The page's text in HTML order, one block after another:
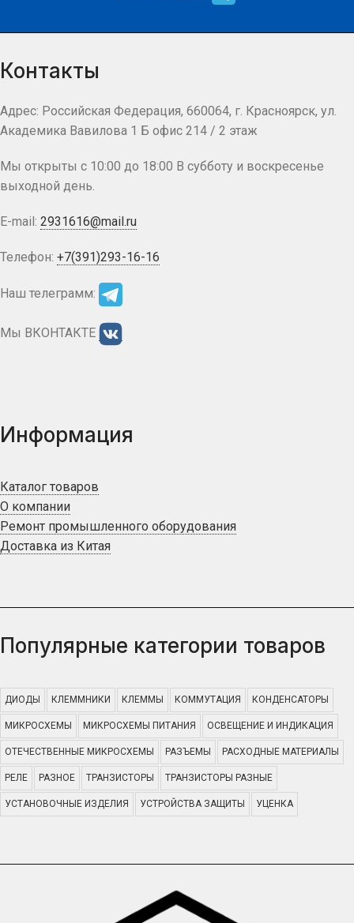
Контакты
Адрес: Российская Федерация, 660064, г. Красноярск, ул.
Академика Вавилова 1 Б офис 214 / 2 этаж
Мы открыты с 10:00 до 18:00 В субботу и воскресенье
выходной день.
E-mail: 2931616@mail.ru
Телефон: +7(391)293-16-16
Наш телеграмм:
Мы ВКОНТАКТЕ
Информация
Каталог товаров
О компании
Ремонт промышленного оборудования
Доставка из Китая
Популярные категории товаров
ДИОДЫ КЛЕММНИКИ КЛЕММЫ КОММУТАЦИЯ КОНДЕНСАТОРЫ
МИКРОСХЕМЫ МИКРОСХЕМЫ ПИТАНИЯ ОСВЕЩЕНИЕ И ИНДИКАЦИЯ
ОТЕЧЕСТВЕННЫЕ МИКРОСХЕМЫ РАЗЪЕМЫ РАСХОДНЫЕ МАТЕРИАЛЫ
РЕЛЕ РАЗНОЕ ТРАНЗИСТОРЫ ТРАНЗИСТОРЫ РАЗНЫЕ
УСТАНОВОЧНЫЕ ИЗДЕЛИЯ УСТРОЙСТВА ЗАЩИТЫ УЦЕНКА